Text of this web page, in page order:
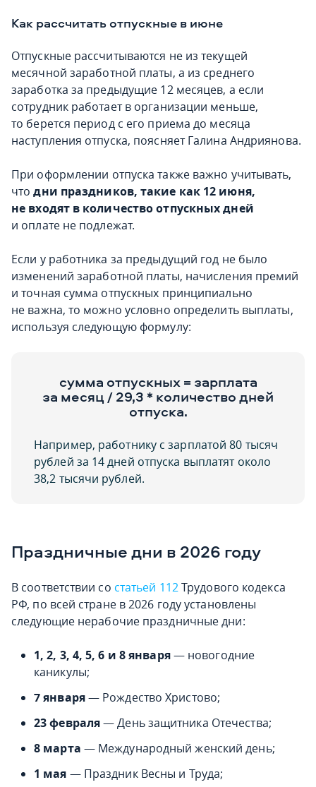
Как рассчитать отпускные в июне
Отпускные рассчитываются не из текущей
месячной заработной платы, а из среднего
заработка за предыдущие 12 месяцев, а если
сотрудник работает в организации меньше,
то берется период с его приема до месяца
наступления отпуска, поясняет Галина Андриянова.
При оформлении отпуска также важно учитывать,
чтодни праздников, такие как 12 июня,
не входят в количество отпускных дней
и оплате не подлежат.
Если у работника за предыдущий год не было
изменений заработной платы, начисления премий
и точная сумма отпускных принципиально
не важна, то можно условно определить выплаты,
используя следующую формулу:
сумма отпускных = зарплата
за месяц / 29,3 * количество дней
отпуска.
Например, работнику с зарплатой 80 тысяч
рублей за 14 дней отпуска выплатят около
38,2 тысячи рублей.
Праздничные дни в 2026 году
В соответствии со статьей 112Трудового кодекса
РФ, по всей стране в 2026 году установлены
следующие нерабочие праздничные дни:
1, 2, 3, 4, 5, 6 и 8 января— новогодние
каникулы;
7 января— Рождество Христово;
23 февраля— День защитника Отечества;
8 марта — Международный женский день;
1 мая — Праздник Весны и Труда;